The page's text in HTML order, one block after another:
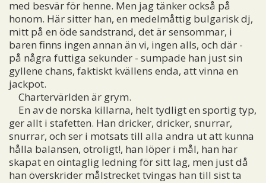
med besvär för henne. Men jag tänker också på
honom. Här sitter han, en medelmåttig bulgarisk dj,
mitt på en öde sandstrand, det är sensommar, i
baren finns ingen annan än vi, ingen alls, och där -
på några futtiga sekunder - sumpade han just sin
gyllene chans, faktiskt kvällens enda, att vinna en
jackpot.
Chartervärlden är grym.
En av de norska killarna, helt tydligt en sportig typ,
ger allt i stafetten. Han dricker, dricker, snurrar,
snurrar, och ser i motsats till alla andra ut att kunna
hålla balansen, otroligt!, han löper i mål, han har
skapat en ointaglig ledning för sitt lag, men just då
han överskrider målstrecket tvingas han till sist ta